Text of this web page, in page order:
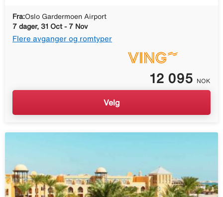
Fra:Oslo Gardermoen Airport
7 dager, 31 Oct - 7 Nov
Flere avganger og romtyper
12 095 NOK
Velg